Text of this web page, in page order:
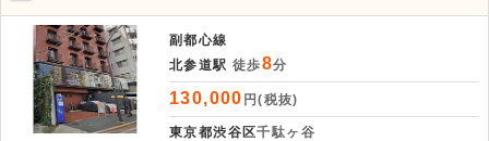
る7階建の6階事務所
副都心線
北参道駅 徒歩8分
130,000 円(税抜)
東京都渋谷区千駄ヶ谷